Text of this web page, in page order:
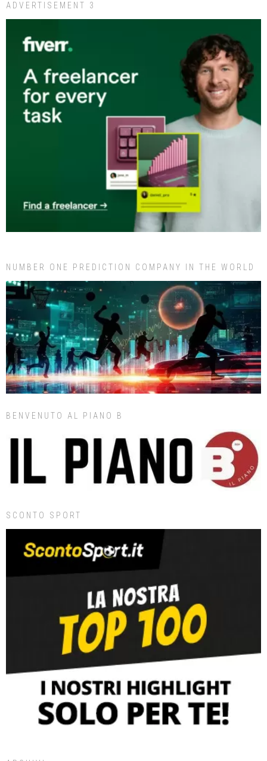
ADVERTISEMENT 3
NUMBER ONE PREDICTION COMPANY IN THE WORLD
BENVENUTO AL PIANO B
SCONTO SPORT